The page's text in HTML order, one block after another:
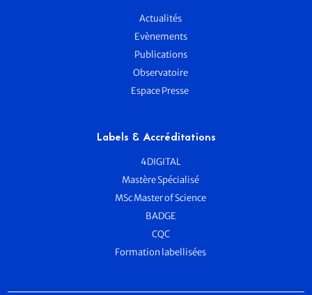
Actualités
Evènements
Publications
Observatoire
Espace Presse
Labels & Accréditations
4DIGITAL
Mastère Spécialisé
MSc Master of Science
BADGE
CQC
Formation labellisées